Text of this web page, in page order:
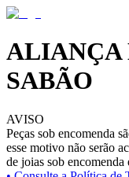
ALIANÇA
SABÃO
AVISO
Peças sob encomenda
esse motivo não serão
de joias sob encomenda